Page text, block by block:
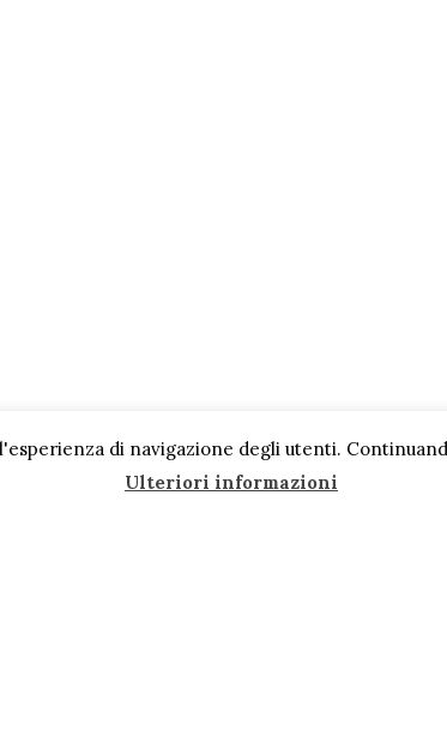
di navigazione degli utenti.
Ulteriori informazioni